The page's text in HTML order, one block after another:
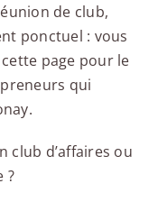
de club,
ponctuel : vous
page pour le
qui
club d’affaires ou
?